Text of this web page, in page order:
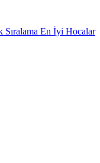
Sıralama En İyi Hocalar